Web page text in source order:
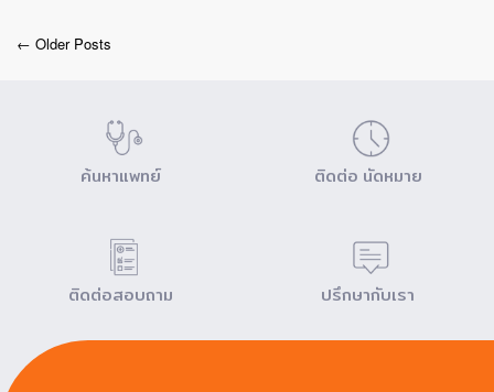
← Older Posts
ค้นหาแพทย์ ติดต่อ นัดหมาย
ติดต่อสอบถาม ปรึกษากับเรา